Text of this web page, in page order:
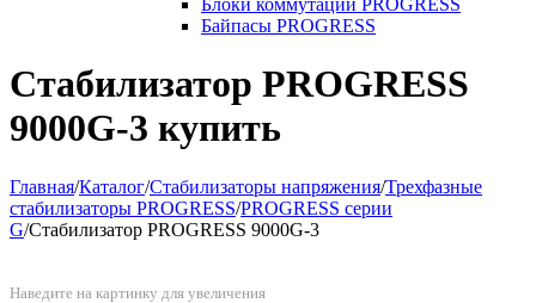
Блоки коммутации PROGRESS
Байпасы PROGRESS
Стабилизатор PROGRESS
9000G-3 купить
Главная/Каталог/Стабилизаторы напряжения/Трехфазные
стабилизаторы PROGRESS/PROGRESS серии
G/Стабилизатор PROGRESS 9000G-3
Наведите на картинку для увеличения